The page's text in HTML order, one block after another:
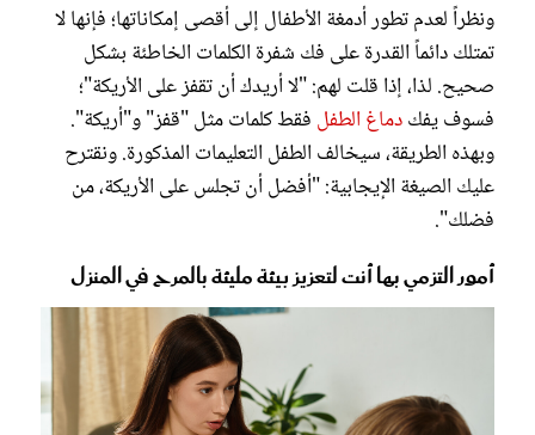
ونظراً لعدم تطور أدمغة الأطفال إلى أقصى إمكاناتها؛ فإنها لا
تمتلك دائماً القدرة على فك شفرة الكلمات الخاطئة بشكل
صحيح. لذا، إذا قلت لهم: "لا أريدك أن تقفز على الأريكة"؛
فسوف يفكدماغ الطفل فقط كلمات مثل "قفز" و"أريكة".
وبهذه الطريقة، سيخالف الطفل التعليمات المذكورة. ونقترح
عليك الصيغة الإيجابية: "أفضل أن تجلس على الأريكة، من
فضلك".
أمور التزمي بها أنت لتعزيز بيئة مليئة بالمرح في المنزل